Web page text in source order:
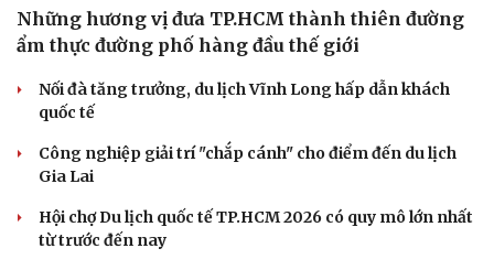
Sân khấu - Điện ảnh
Văn học
Di sản
Nghệ sĩ
Thời trang
Những hương vị đưa TP.HCM thành thiên đường
ẩm thực đường phố hàng đầu thế giới
Nối đà tăng trưởng, du lịch Vĩnh Long hấp dẫn khách
quốc tế
Công nghiệp giải trí "chắp cánh" cho điểm đến du lịch
Gia Lai
Hội chợ Du lịch quốc tế TP.HCM 2026 có quy mô lớn nhất
từ trước đến nay